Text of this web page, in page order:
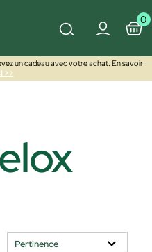
0
un cadeau avec votre achat. En savoir
>>